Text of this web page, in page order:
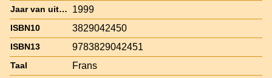
Jaar van uitgave 1999
ISBN10 3829042450
ISBN13 9783829042451
Taal Frans